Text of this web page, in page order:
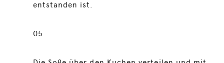
entstanden ist.
05